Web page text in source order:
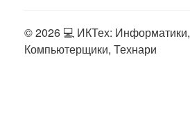
© 2026 💻 ИКТех: Информатики,
Компьютерщики, Технари